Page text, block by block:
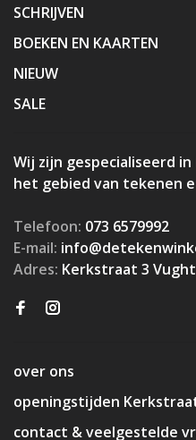
SCHRIJVEN
BOEKEN EN KAARTEN
NIEUW
SALE
Wij zijn gespecialiseerd
het gebied van tekenen
Telefoon: 073 6579992
E-mail:
Adres: Kerkstraat 3 Vught
over ons
openingstijden
contact & veelgestelde